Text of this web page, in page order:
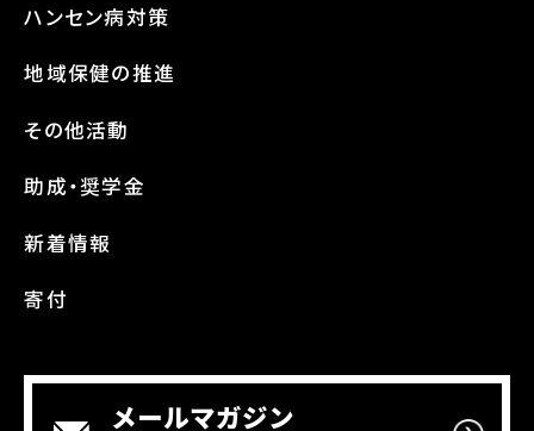
ハンセン病対策
地域保健の推進
その他活動
助成・奨学金
新着情報
寄付
メールマガジン